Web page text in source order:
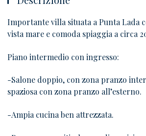
Importante villa situata a Punta Lada
vista mare e comoda spiaggia a circa
Piano intermedio con ingresso:
-Salone doppio, con zona pranzo
spaziosa con zona pranzo all’esterno.
-Ampia cucina ben attrezzata.